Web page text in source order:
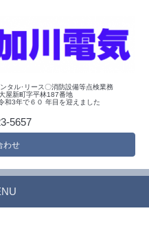
タル･リース〇消防設備等点検業務
屋新町字平林187番地
和3年で６０ 年目を迎えました
5657
わせ